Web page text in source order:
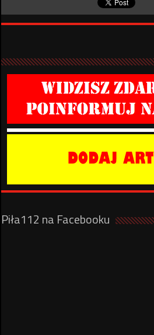
Piła112 na Facebooku